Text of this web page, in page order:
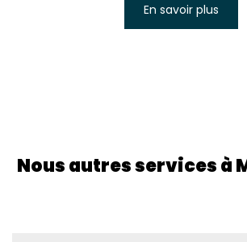
En savoir plus
Nous autres services à